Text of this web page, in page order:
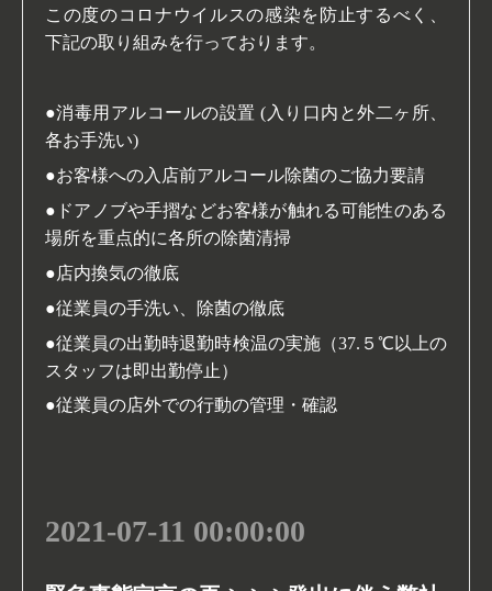
この度のコロナウイルスの感染を防止するべく、
下記の取り組みを行っております。
●消毒用アルコールの設置 (入り口内と外二ヶ所、
各お手洗い)
●お客様への入店前アルコール除菌のご協力要請
●ドアノブや手摺などお客様が触れる可能性のある
場所を重点的に各所の除菌清掃
●店内換気の徹底
●従業員の手洗い、除菌の徹底
●従業員の出勤時退勤時検温の実施（37.５℃以上の
スタッフは即出勤停止）
●従業員の店外での行動の管理・確認
2021-07-11 00:00:00